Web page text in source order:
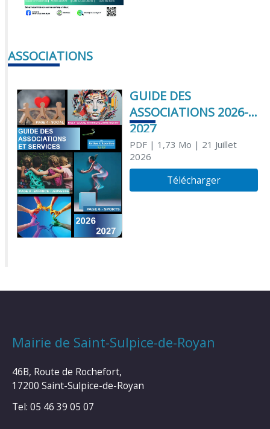
ASSOCIATIONS
GUIDE DES
ASSOCIATIONS 2026-
2027
PDF| 1,73 Mo | 21 Juillet
2026
Télécharger
Mairie de Saint-Sulpice-de-Royan
46B, Route de Rochefort,
17200 Saint-Sulpice-de-Royan
Tel: 05 46 39 05 07